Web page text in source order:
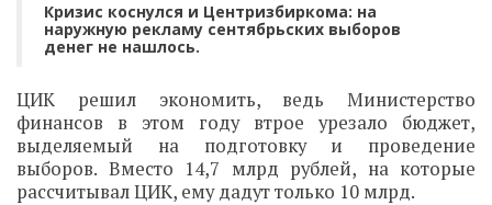
Кризис коснулся и Центризбиркома: на
наружную рекламу сентябрьских выборов
денег не нашлось.
ЦИК решил экономить, ведь Министерство
финансов в этом году втрое урезало бюджет,
выделяемый на подготовку и проведение
выборов. Вместо 14,7 млрд рублей, на которые
рассчитывал ЦИК, ему дадут только 10 млрд.